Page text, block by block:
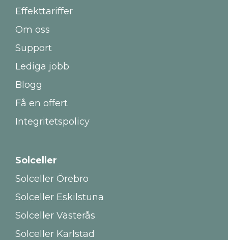
Effekttariffer
Om oss
Support
Lediga jobb
Blogg
Få en offert
Integritetspolicy
Solceller
Solceller Örebro
Solceller Eskilstuna
Solceller Västerås
Solceller Karlstad